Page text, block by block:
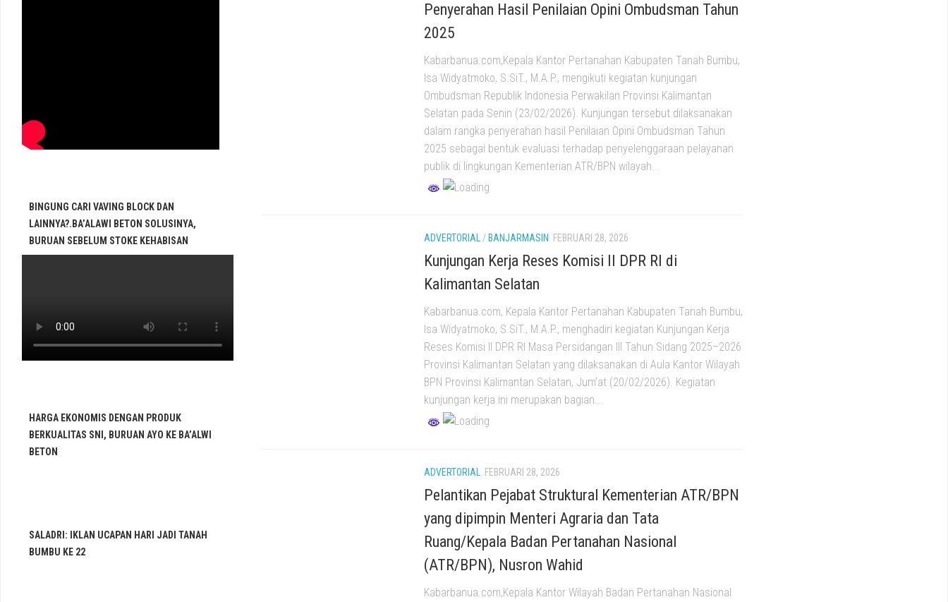
Penyerahan Hasil Penilaian Opini Ombudsman Tahun
2025
Kabarbanua.com,Kepala Kantor Pertanahan Kabupaten Tanah Bumbu,
Isa Widyatmoko, S.SiT., M.A.P., mengikuti kegiatan kunjungan
Ombudsman Republik Indonesia Perwakilan Provinsi Kalimantan
Selatan pada Senin (23/02/2026). Kunjungan tersebut dilaksanakan
dalam rangka penyerahan hasil Penilaian Opini Ombudsman Tahun
2025 sebagai bentuk evaluasi terhadap penyelenggaraan pelayanan
publik di lingkungan Kementerian ATR/BPN wilayah...
ADVERTORIAL/ BANJARMASIN FEBRUARI 28, 2026
Kunjungan Kerja Reses Komisi II DPR RI di
Kalimantan Selatan
Kabarbanua.com, Kepala Kantor Pertanahan Kabupaten Tanah Bumbu,
Isa Widyatmoko, S.SiT., M.A.P., menghadiri kegiatan Kunjungan Kerja
Reses Komisi II DPR RI Masa Persidangan III Tahun Sidang 2025–2026
Provinsi Kalimantan Selatan yang dilaksanakan di Aula Kantor Wilayah
BPN Provinsi Kalimantan Selatan, Jum’at (20/02/2026). Kegiatan
kunjungan kerja ini merupakan bagian...
ADVERTORIAL FEBRUARI 28, 2026
Pelantikan Pejabat Struktural Kementerian ATR/BPN
yang dipimpin Menteri Agraria dan Tata
Ruang/Kepala Badan Pertanahan Nasional
(ATR/BPN), Nusron Wahid
Kabarbanua.com,Kepala Kantor Wilayah Badan Pertanahan Nasional
BINGUNG CARI VAVING BLOCK DAN
LAINNYA?.BA’ALAWI BETON SOLUSINYA,
BURUAN SEBELUM STOKE KEHABISAN
HARGA EKONOMIS DENGAN PRODUK
BERKUALITAS SNI, BURUAN AYO KE BA’ALWI
BETON
SALADRI: IKLAN UCAPAN HARI JADI TANAH
BUMBU KE 22